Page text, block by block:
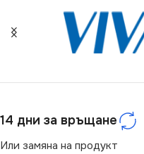
G9
P DIM PIN
14 дни за връщане
Или замяна на продукт